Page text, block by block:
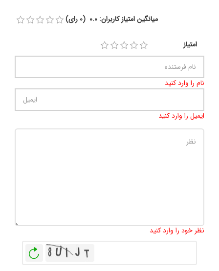
میانگین امتیاز کاربران: 0.0 (0 رای)
امتیاز
نام را وارد کنید
ایمیل را وارد کنید
نظر خود را وارد کنید